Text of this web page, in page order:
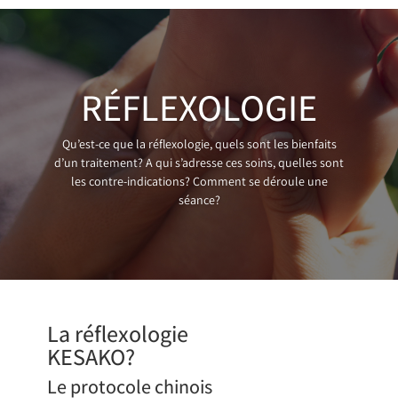
RÉFLEXOLOGIE
Qu’est-ce que la réflexologie, quels sont les bienfaits
d’un traitement? A qui s’adresse ces soins, quelles sont
les contre-indications? Comment se déroule une
séance?
La réflexologie
KESAKO?
Le protocole chinois